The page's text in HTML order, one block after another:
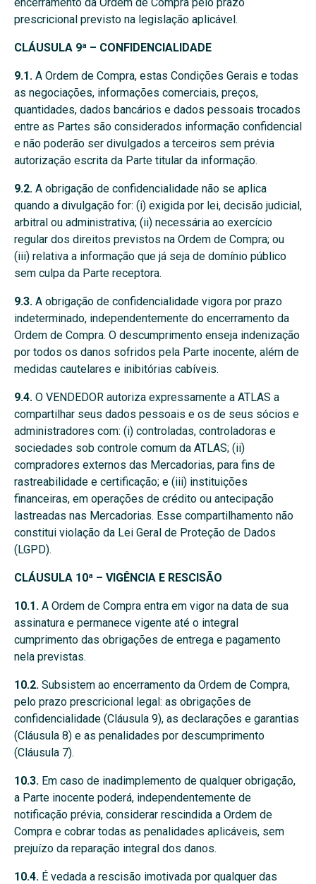
prescricional previsto na legislação aplicável.
CLÁUSULA 9ª – CONFIDENCIALIDADE
9.1. A Ordem de Compra, estas Condições Gerais e todas
as negociações, informações comerciais, preços,
quantidades, dados bancários e dados pessoais trocados
entre as Partes são considerados informação confidencial
e não poderão ser divulgados a terceiros sem prévia
autorização escrita da Parte titular da informação.
9.2. A obrigação de confidencialidade não se aplica
quando a divulgação for: (i) exigida por lei, decisão judicial,
arbitral ou administrativa; (ii) necessária ao exercício
regular dos direitos previstos na Ordem de Compra; ou
(iii) relativa a informação que já seja de domínio público
sem culpa da Parte receptora.
9.3. A obrigação de confidencialidade vigora por prazo
indeterminado, independentemente do encerramento da
Ordem de Compra. O descumprimento enseja indenização
por todos os danos sofridos pela Parte inocente, além de
medidas cautelares e inibitórias cabíveis.
9.4. O VENDEDOR autoriza expressamente a ATLAS a
compartilhar seus dados pessoais e os de seus sócios e
administradores com: (i) controladas, controladoras e
sociedades sob controle comum da ATLAS; (ii)
compradores externos das Mercadorias, para fins de
rastreabilidade e certificação; e (iii) instituições
financeiras, em operações de crédito ou antecipação
lastreadas nas Mercadorias. Esse compartilhamento não
constitui violação da Lei Geral de Proteção de Dados
(LGPD).
CLÁUSULA 10ª – VIGÊNCIA E RESCISÃO
10.1. A Ordem de Compra entra em vigor na data de sua
assinatura e permanece vigente até o integral
cumprimento das obrigações de entrega e pagamento
nela previstas.
10.2. Subsistem ao encerramento da Ordem de Compra,
pelo prazo prescricional legal: as obrigações de
confidencialidade (Cláusula 9), as declarações e garantias
(Cláusula 8) e as penalidades por descumprimento
(Cláusula 7).
10.3. Em caso de inadimplemento de qualquer obrigação,
a Parte inocente poderá, independentemente de
notificação prévia, considerar rescindida a Ordem de
Compra e cobrar todas as penalidades aplicáveis, sem
prejuízo da reparação integral dos danos.
10.4. É vedada a rescisão imotivada por qualquer das